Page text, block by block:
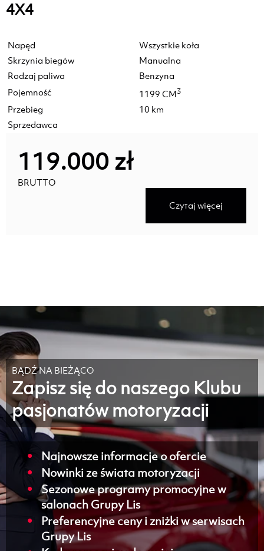
4X4
Napęd
Wszystkie koła
Skrzynia biegów
Manualna
Rodzaj paliwa
Benzyna
Pojemność
1199 CM3
Przebieg
10 km
Sprzedawca
119.000 zł
BRUTTO
Czytaj więcej
BĄDŹ NA BIEŻĄCO
Zapisz się do naszego Klubu
pasjonatów motoryzacji
Najnowsze informacje o ofercie
Nowinki ze świata motoryzacji
Sezonowe programy promocyjne w
salonach Grupy Lis
Preferencyjne ceny i zniżki w serwisach
Grupy Lis